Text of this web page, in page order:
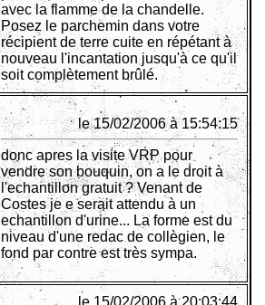
avec la flamme de la chandelle.
Posez le parchemin dans votre
récipient de terre cuite en répétant à
nouveau l'incantation jusqu'à ce qu'il
soit complètement brûlé.
le 15/02/2006 à 15:54:15
donc apres la visite VRP pour
vendre son bouquin, on a le droit à
l'echantillon gratuit ? Venant de
Costes je e serait attendu à un
echantillon d'urine... La forme est du
niveau d'une redac de collègien, le
fond par contre est très sympa.